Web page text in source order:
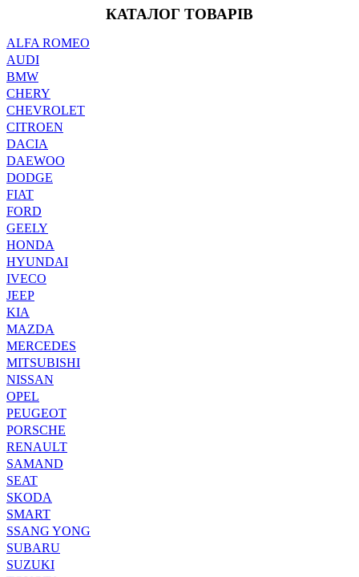
КАТАЛОГ ТОВАРІВ
ALFA ROMEO
AUDI
BMW
CHERY
CHEVROLET
CITROEN
DACIA
DAEWOO
DODGE
FIAT
FORD
GEELY
HONDA
HYUNDAI
IVECO
JEEP
KIA
MAZDA
MERCEDES
MITSUBISHI
NISSAN
OPEL
PEUGEOT
PORSCHE
RENAULT
SAMAND
SEAT
SKODA
SMART
SSANG YONG
SUBARU
SUZUKI